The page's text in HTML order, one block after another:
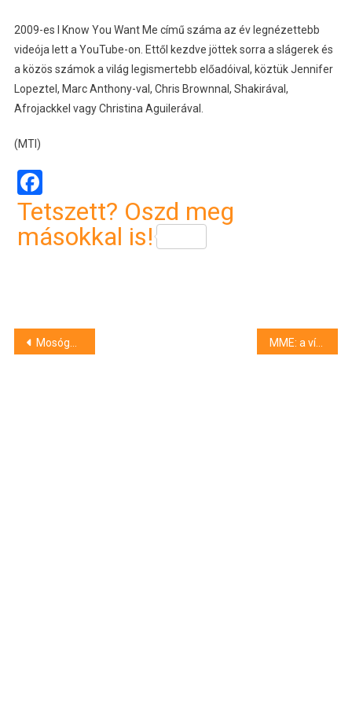
2009-es I Know You Want Me című száma az év legnézettebb
videója lett a YouTube-on. Ettől kezdve jöttek sorra a slágerek és
a közös számok a világ legismertebb előadóival, köztük Jennifer
Lopeztel, Marc Anthony-val, Chris Brownnal, Shakirával,
Afrojackkel vagy Christina Aguilerával.
(MTI)
Facebook
Tetszett? Oszd meg
másokkal is!
Bejegyzés
Mosógépbe rejtette a drogot, letartóztatták a pécsi férfit kábítószer-kereskedelem miatt MME: a vízimadarak etetése veszélybe sodorja az állatokat